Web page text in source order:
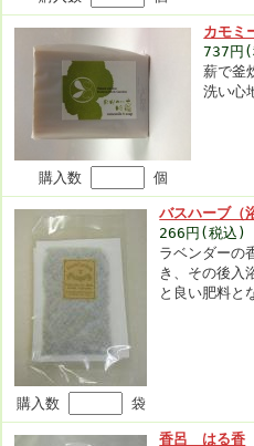
購入数 個
カモミ
737円(
薪で釜
洗い心
購入数 袋
バスハーブ
266円(税込)
ラベンダーの
き、その後入
と良い肥料と
香呂 はる香